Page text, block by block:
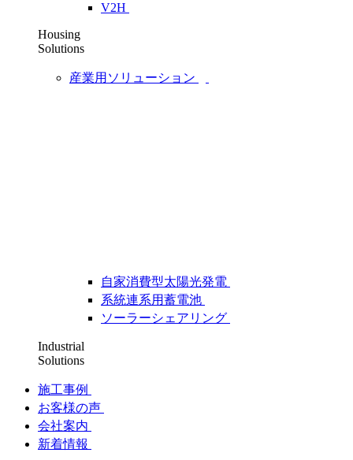
V2H
Housing
Solutions
産業用ソリューション
自家消費型太陽光発電
系統連系用蓄電池
ソーラーシェアリング
Industrial
Solutions
施工事例
お客様の声
会社案内
新着情報